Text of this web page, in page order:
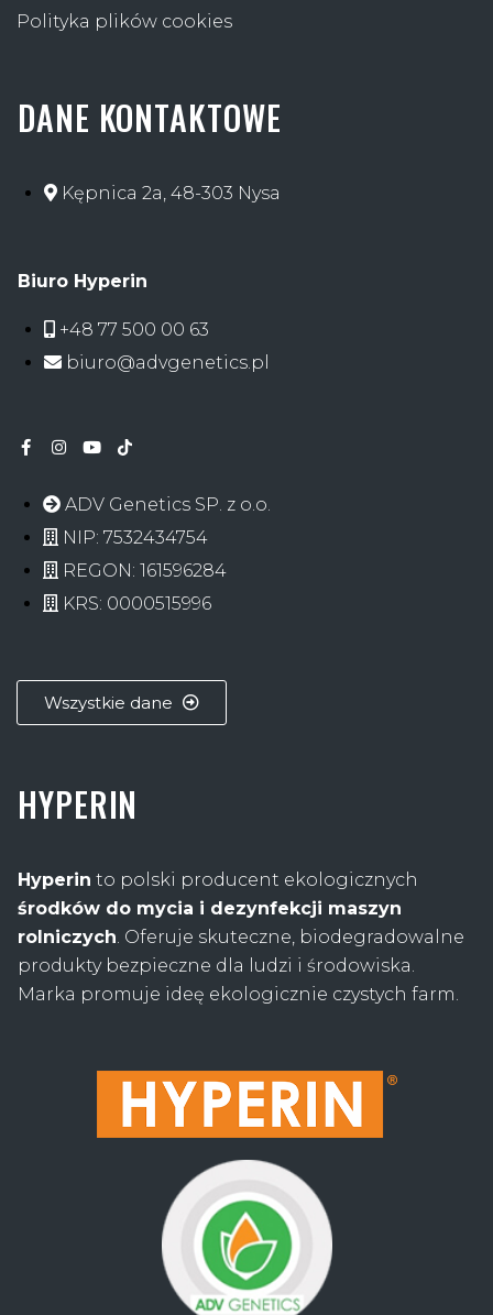
Polityka plików cookies
DANE KONTAKTOWE
Kępnica 2a, 48-303 Nysa
Biuro Hyperin
+48 77 500 00 63
biuro@advgenetics.pl
ADV Genetics SP. z o.o.
NIP: 7532434754
REGON: 161596284
KRS: 0000515996
Wszystkie dane
HYPERIN
Hyperin to polski producent ekologicznych
środków do mycia i dezynfekcji maszyn
rolniczych. Oferuje skuteczne, biodegradowalne
produkty bezpieczne dla ludzi i środowiska.
Marka promuje ideę ekologicznie czystych farm.